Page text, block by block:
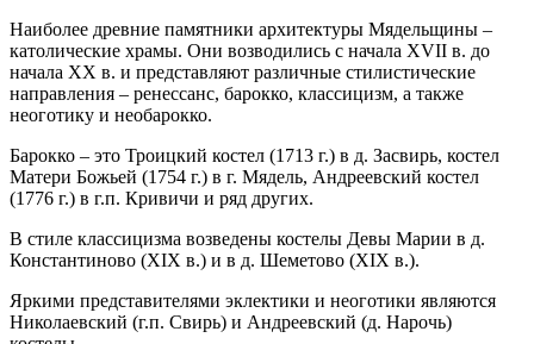
Наиболее древние памятники архитектуры Мядельщины –
католические храмы. Они возводились с начала XVII в. до
начала XX в. и представляют различные стилистические
направления – ренессанс, барокко, классицизм, а также
неоготику и необарокко.
Барокко – это Троицкий костел (1713 г.) в д. Засвирь, костел
Матери Божьей (1754 г.) в г. Мядель, Андреевский костел
(1776 г.) в г.п. Кривичи и ряд других.
В стиле классицизма возведены костелы Девы Марии в д.
Константиново (XIX в.) и в д. Шеметово (XIX в.).
Яркими представителями эклектики и неоготики являются
Николаевский (г.п. Свирь) и Андреевский (д. Нарочь)